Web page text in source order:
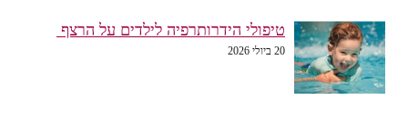
טיפולי הידרותרפיה לילדים על הרצף
20 ביולי 2026